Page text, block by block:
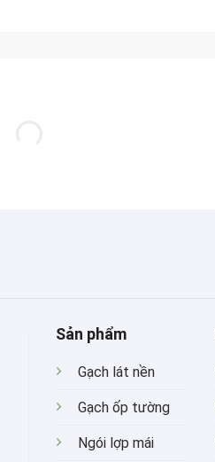
Sản phẩm
Gạch lát nền
Gạch ốp tường
Ngói lợp mái